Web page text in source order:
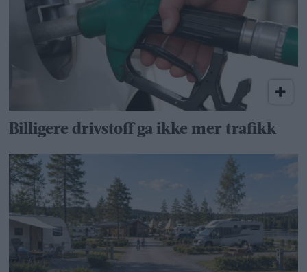
Billigere drivstoff ga ikke mer trafikk